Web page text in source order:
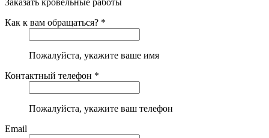
Как к вам обращаться? *
Пожалуйста, укажите ваше имя
Контактный телефон *
Пожалуйста, укажите ваш телефон
Email